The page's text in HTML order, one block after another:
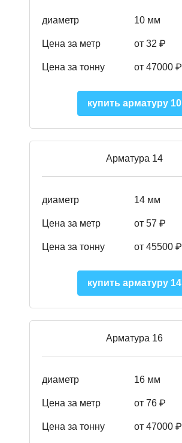
диаметр 10 мм
Цена за метр от 32 ₽
Цена за тонну от 47000 ₽
купить арматуру 10
Арматура 14
диаметр 14 мм
Цена за метр от 57 ₽
Цена за тонну от 45500 ₽
купить арматуру 14
Арматура 16
диаметр 16 мм
Цена за метр от 76 ₽
Цена за тонну от 47000 ₽